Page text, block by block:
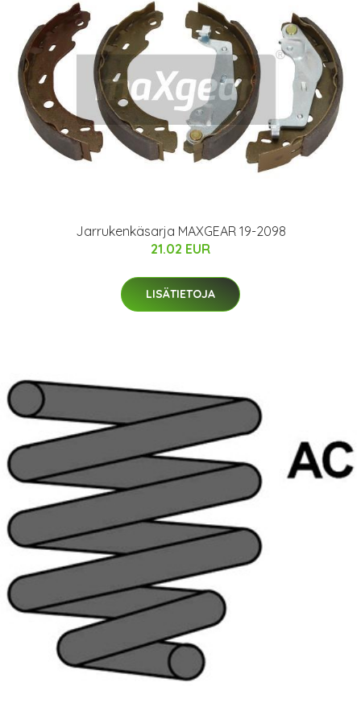
Jarrukenkäsarja MAXGEAR 19-2098
21.02 EUR
LISÄTIETOJA